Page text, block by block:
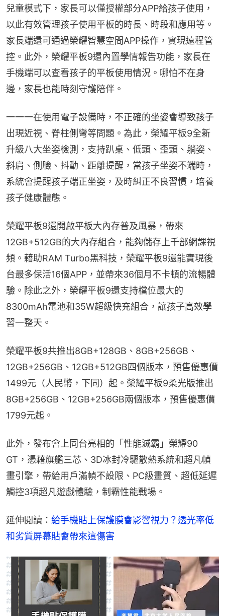
兒童模式下，家長可以僅授權部分APP給孩子使用，
以此有效管理孩子使用平板的時長、時段和應用等。
家長端還可通過榮耀智慧空間APP操作，實現遠程管
控。此外，榮耀平板9還內置學情報告功能，家長在
手機端可以查看孩子的平板使用情況。哪怕不在身
邊，家長也能時刻守護陪伴。
一一一在使用電子設備時，不正確的坐姿會導致孩子
出現近視、脊柱側彎等問題。為此，榮耀平板9全新
升級八大坐姿檢測，支持趴桌、低頭、歪頭、躺姿、
斜肩、側臉、抖動、距離提醒，當孩子坐姿不端時，
系統會提醒孩子端正坐姿，及時糾正不良習慣，培養
孩子健康體態。
榮耀平板9還開啟平板大內存普及風暴，帶來
12GB+512GB的大內存組合，能夠儲存上千部網課視
頻。藉助RAM Turbo黑科技，榮耀平板9還能實現後
台最多保活16個APP，並帶來36個月不卡頓的流暢體
驗。除此之外，榮耀平板9還支持檔位最大的
8300mAh電池和35W超級快充組合，讓孩子高效學
習一整天。
榮耀平板9共推出8GB+128GB、8GB+256GB、
12GB+256GB、12GB+512GB四個版本，預售優惠價
1499元（人民幣，下同）起。榮耀平板9柔光版推出
8GB+256GB、12GB+256GB兩個版本，預售優惠價
1799元起。
此外，發布會上同台亮相的「性能滅霸」榮耀90
GT，憑藉旗艦三芯、3D冰封冷驅散熱系統和超凡幀
畫引擎，帶給用戶滿幀不設限、PC級畫質、超低延遲
觸控3項超凡遊戲體驗，制霸性能戰場。
延伸閱讀： 給手機貼上保護膜會影響視力？透光率低
和劣質屏幕貼會帶來這傷害